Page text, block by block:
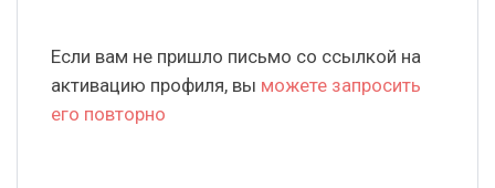
Если вам не пришло письмо со ссылкой на
активацию профиля, вы можете запросить
его повторно